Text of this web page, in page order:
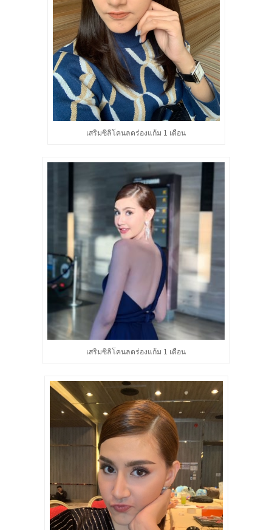
เสริมซิลิโคนลดร่องแก้ม 1 เดือน
เสริมซิลิโคนลดร่องแก้ม 1 เดือน